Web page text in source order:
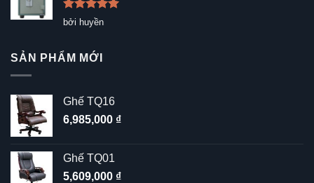
Được xếp
hạng5
bởi huyền
SẢN PHẨM MỚI
Ghế TQ16
6,985,000 ₫
Ghế TQ01
5,609,000 ₫